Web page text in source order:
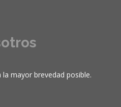
mayor brevedad posible.